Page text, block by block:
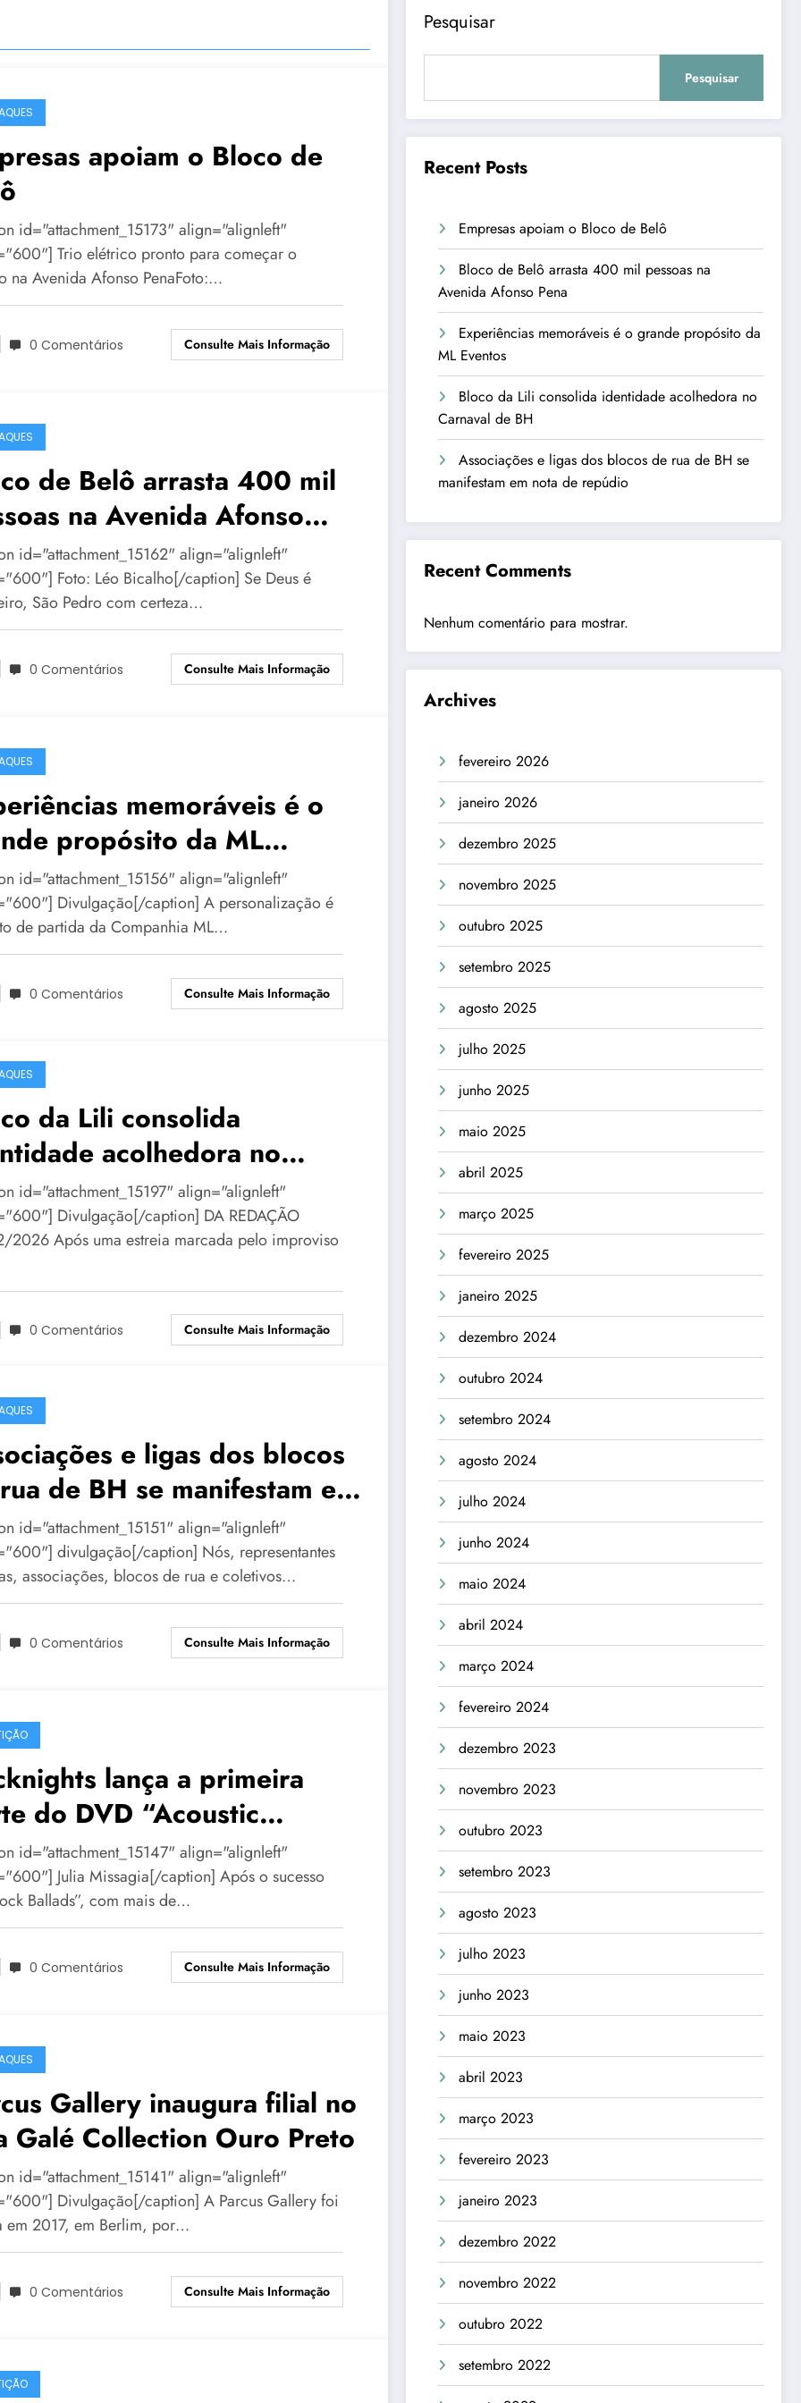
apoiam o Bloco de
id="attachment_15173" align="alignleft"
Trio elétrico pronto para começar o
na Avenida Afonso PenaFoto:…
0 Comentários Consulte Mais Informação
de Belô arrasta 400 mil
na Avenida Afonso
id="attachment_15162" align="alignleft"
Foto: Léo Bicalho[/caption] Se Deus é
São Pedro com certeza…
0 Comentários Consulte Mais Informação
memoráveis é o
propósito da ML
id="attachment_15156" align="alignleft"
Divulgação[/caption] A personalização é
de partida da Companhia ML…
0 Comentários Consulte Mais Informação
da Lili consolida
acolhedora no
de BH
id="attachment_15197" align="alignleft"
Divulgação[/caption] DA REDAÇÃO
Após uma estreia marcada pelo improviso
0 Comentários Consulte Mais Informação
e ligas dos blocos
de BH se manifestam em
de repúdio
id="attachment_15151" align="alignleft"
divulgação[/caption] Nós, representantes
associações, blocos de rua e coletivos…
0 Comentários Consulte Mais Informação
lança a primeira
do DVD “Acoustic
em BH
id="attachment_15147" align="alignleft"
Julia Missagia[/caption] Após o sucesso
Ballads”, com mais de…
0 Comentários Consulte Mais Informação
Gallery inaugura filial no
Galé Collection Ouro Preto
id="attachment_15141" align="alignleft"
Divulgação[/caption] A Parcus Gallery foi
em 2017, em Berlim, por…
0 Comentários Consulte Mais Informação
Pesquisar
Pesquisar
Recent Posts
Empresas apoiam o Bloco de Belô
Bloco de Belô arrasta 400 mil pessoas na
Avenida Afonso Pena
Experiências memoráveis é o grande propósito da
ML Eventos
Bloco da Lili consolida identidade acolhedora no
Carnaval de BH
Associações e ligas dos blocos de rua de BH se
manifestam em nota de repúdio
Recent Comments
Nenhum comentário para mostrar.
Archives
fevereiro 2026
janeiro 2026
dezembro 2025
novembro 2025
outubro 2025
setembro 2025
agosto 2025
julho 2025
junho 2025
maio 2025
abril 2025
março 2025
fevereiro 2025
janeiro 2025
dezembro 2024
outubro 2024
setembro 2024
agosto 2024
julho 2024
junho 2024
maio 2024
abril 2024
março 2024
fevereiro 2024
dezembro 2023
novembro 2023
outubro 2023
setembro 2023
agosto 2023
julho 2023
junho 2023
maio 2023
abril 2023
março 2023
fevereiro 2023
janeiro 2023
dezembro 2022
novembro 2022
outubro 2022
setembro 2022